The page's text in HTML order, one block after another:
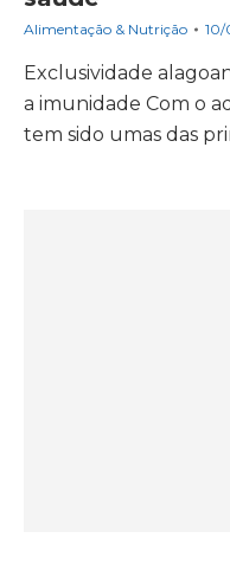
Alimentação & Nutrição 10/
Exclusividade
a imunidade Com o
tem sido umas das